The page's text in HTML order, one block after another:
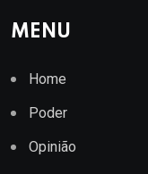
MENU
Home
Poder
Opinião